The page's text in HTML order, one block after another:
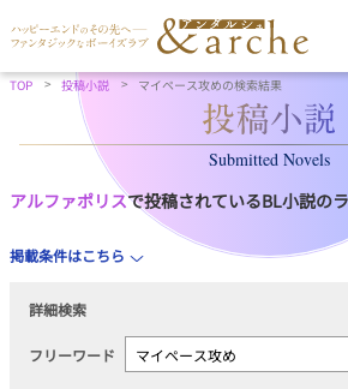
TOP 投稿小説 マイペース攻めの検索結果
Submitted Novels
アルファポリスで投稿されているBL小説の
掲載条件はこちら
詳細検索
フリーワード